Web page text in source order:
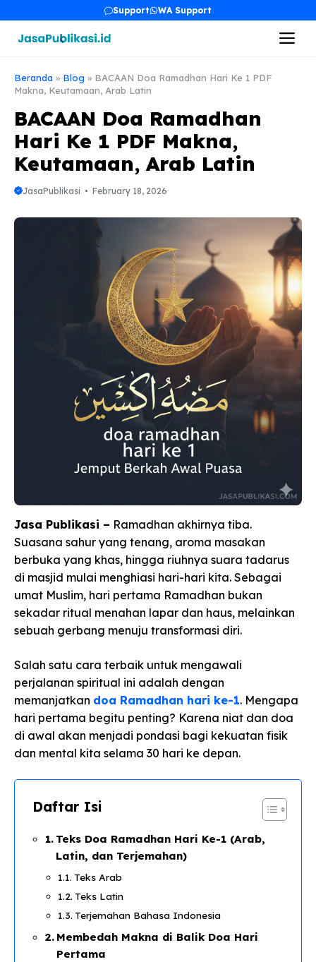
content
Support WA Support
Beranda » Blog » BACAAN Doa Ramadhan Hari Ke 1 PDF
Makna, Keutamaan, Arab Latin
BACAAN Doa Ramadhan
Hari Ke 1 PDF Makna,
Keutamaan, Arab Latin
JasaPublikasi February 18, 2026
Jasa Publikasi – Ramadhan akhirnya tiba.
Suasana sahur yang tenang, aroma masakan
berbuka yang khas, hingga riuhnya suara tadarus
di masjid mulai menghiasi hari-hari kita. Sebagai
umat Muslim, hari pertama Ramadhan bukan
sekadar ritual menahan lapar dan haus, melainkan
sebuah gerbang menuju transformasi diri.
Salah satu cara terbaik untuk mengawali
perjalanan spiritual ini adalah dengan
memanjatkan doa Ramadhan hari ke-1. Mengapa
hari pertama begitu penting? Karena niat dan doa
di awal akan menjadi pondasi bagi kekuatan fisik
dan mental kita selama 30 hari ke depan.
Daftar Isi
Teks Doa Ramadhan Hari Ke-1 (Arab,
Latin, dan Terjemahan)
Teks Arab
Teks Latin
Terjemahan Bahasa Indonesia
Membedah Makna di Balik Doa Hari
Pertama